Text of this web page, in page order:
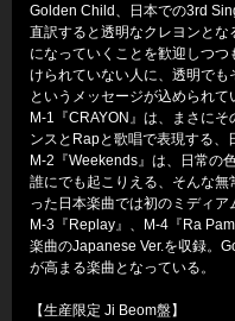
Golden Child、日本での3rd
直訳すると透明なクレヨンと
になっていくことを歓迎しつ
けられていない人に、透明で
というメッセージが込められて
M-1『CRAYON』は、まさに
ンスとRapと歌唱で表現する、
M-2『Weekends』は、日常の
誰にでも起こりえる、そんな
った日本楽曲では初のミディア
M-3『Replay』、M-4『Ra
楽曲のJapanese Ver.を収録。
が高まる楽曲となっている。
【生産限定 Ji Beom盤】